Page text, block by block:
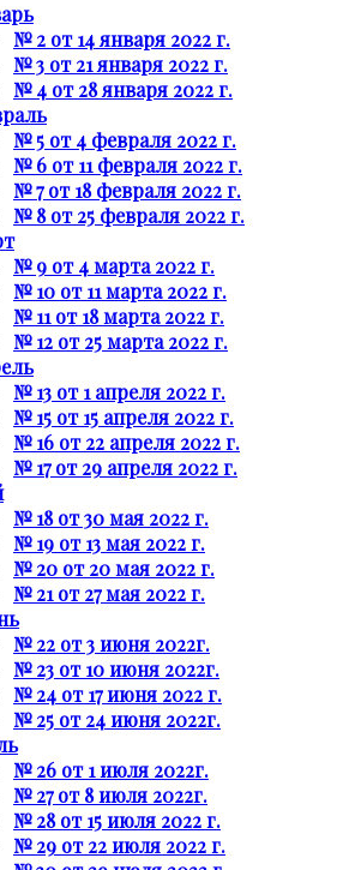
№ 2 от 14 января 2022 г.
№ 3 от 21 января 2022 г.
№ 4 от 28 января 2022 г.
№ 5 от 4 февраля 2022 г.
№ 6 от 11 февраля 2022 г.
№ 7 от 18 февраля 2022 г.
№ 8 от 25 февраля 2022 г.
№ 9 от 4 марта 2022 г.
№ 10 от 11 марта 2022 г.
№ 11 от 18 марта 2022 г.
№ 12 от 25 марта 2022 г.
№ 13 от 1 апреля 2022 г.
№ 15 от 15 апреля 2022 г.
№ 16 от 22 апреля 2022 г.
№ 17 от 29 апреля 2022 г.
№ 18 от 30 мая 2022 г.
№ 19 от 13 мая 2022 г.
№ 20 от 20 мая 2022 г.
№ 21 от 27 мая 2022 г.
№ 22 от 3 июня 2022г.
№ 23 от 10 июня 2022г.
№ 24 от 17 июня 2022 г.
№ 25 от 24 июня 2022г.
№ 26 от 1 июля 2022г.
№ 27 от 8 июля 2022г.
№ 28 от 15 июля 2022 г.
№ 29 от 22 июля 2022 г.